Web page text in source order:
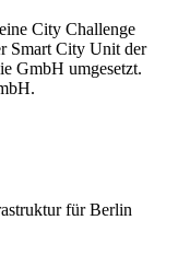
City Challenge
Smart City Unit der
GmbH umgesetzt.
für Berlin